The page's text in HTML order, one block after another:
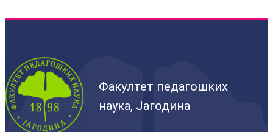
Факултет педагошких
наука, Јагодина